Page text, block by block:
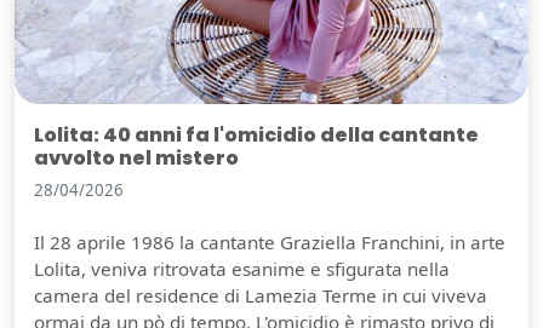
Lolita: 40 anni fa l'omicidio della cantante
avvolto nel mistero
28/04/2026
Il 28 aprile 1986 la cantante Graziella Franchini, in arte
Lolita, veniva ritrovata esanime e sfigurata nella
camera del residence di Lamezia Terme in cui viveva
ormai da un pò di tempo. L'omicidio è rimasto privo di